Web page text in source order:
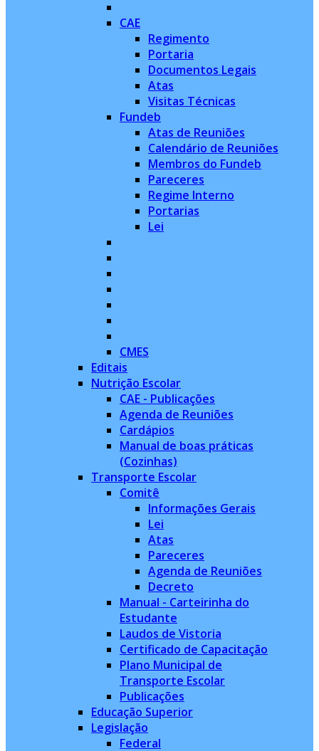
CAE
Regimento
Portaria
Documentos Legais
Atas
Visitas Técnicas
Fundeb
Atas de Reuniões
Calendário de Reuniões
Membros do Fundeb
Pareceres
Regime Interno
Portarias
Lei
CMES
Editais
Nutrição Escolar
CAE - Publicações
Agenda de Reuniões
Cardápios
Manual de boas práticas
(Cozinhas)
Transporte Escolar
Comitê
Informações Gerais
Lei
Atas
Pareceres
Agenda de Reuniões
Decreto
Manual - Carteirinha do
Estudante
Laudos de Vistoria
Certificado de Capacitação
Plano Municipal de
Transporte Escolar
Publicações
Educação Superior
Legislação
Federal